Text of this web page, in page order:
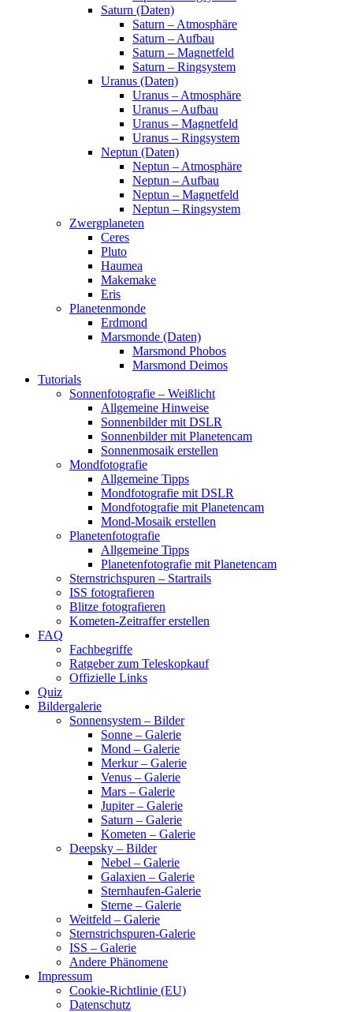
Saturn (Daten)
Saturn – Atmosphäre
Saturn – Aufbau
Saturn – Magnetfeld
Saturn – Ringsystem
Uranus (Daten)
Uranus – Atmosphäre
Uranus – Aufbau
Uranus – Magnetfeld
Uranus – Ringsystem
Neptun (Daten)
Neptun – Atmosphäre
Neptun – Aufbau
Neptun – Magnetfeld
Neptun – Ringsystem
Zwergplaneten
Ceres
Pluto
Haumea
Makemake
Eris
Planetenmonde
Erdmond
Marsmonde (Daten)
Marsmond Phobos
Marsmond Deimos
Tutorials
Sonnenfotografie – Weißlicht
Allgemeine Hinweise
Sonnenbilder mit DSLR
Sonnenbilder mit Planetencam
Sonnenmosaik erstellen
Mondfotografie
Allgemeine Tipps
Mondfotografie mit DSLR
Mondfotografie mit Planetencam
Mond-Mosaik erstellen
Planetenfotografie
Allgemeine Tipps
Planetenfotografie mit Planetencam
Sternstrichspuren – Startrails
ISS fotografieren
Blitze fotografieren
Kometen-Zeitraffer erstellen
FAQ
Fachbegriffe
Ratgeber zum Teleskopkauf
Offizielle Links
Quiz
Bildergalerie
Sonnensystem – Bilder
Sonne – Galerie
Mond – Galerie
Merkur – Galerie
Venus – Galerie
Mars – Galerie
Jupiter – Galerie
Saturn – Galerie
Kometen – Galerie
Deepsky – Bilder
Nebel – Galerie
Galaxien – Galerie
Sternhaufen-Galerie
Sterne – Galerie
Weitfeld – Galerie
Sternstrichspuren-Galerie
ISS – Galerie
Andere Phänomene
Impressum
Cookie-Richtlinie (EU)
Datenschutz